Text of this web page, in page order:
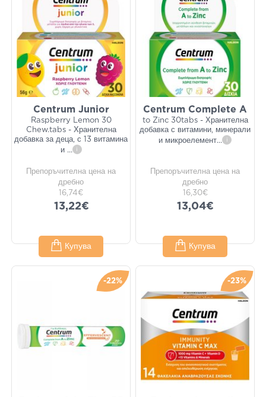
Centrum Junior
Raspberry Lemon 30
Chew.tabs - Хранителна
добавка за деца, с 13 витамина
и ... i
Препоръчителна цена на
дребно
16,74€
13,22€
Купува
Centrum Complete A
to Zinc 30tabs - Хранителна
добавка с витамини, минерали
и микроелемент... i
Препоръчителна цена на
дребно
16,30€
13,04€
Купува
-22% -23%